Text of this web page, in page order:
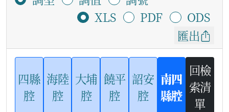
XLS
PDF
ODS
匯出
四縣
腔
海陸
腔
大埔
腔
饒平
腔
詔安
腔
南四
縣腔
回檢
索清
單